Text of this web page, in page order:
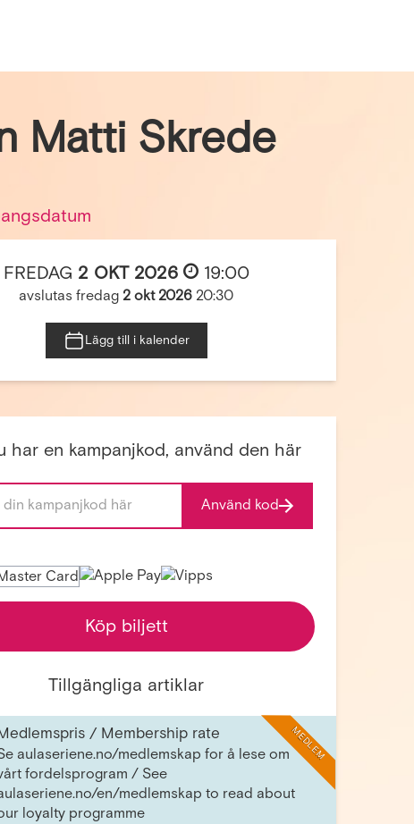
Matti Skrede
FREDAG 2 OKT 2026 19:00
avslutas fredag 2 okt 2026 20:30
Lägg till i kalender
har en kampanjkod, använd den här
Använd kod
Köp biljett
Tillgängliga artiklar
/ Membership rate
aulaseriene.no/medlemskap for å lese om
fordelsprogram / See
en/medlemskap to read about
loyalty programme
MEDLEM